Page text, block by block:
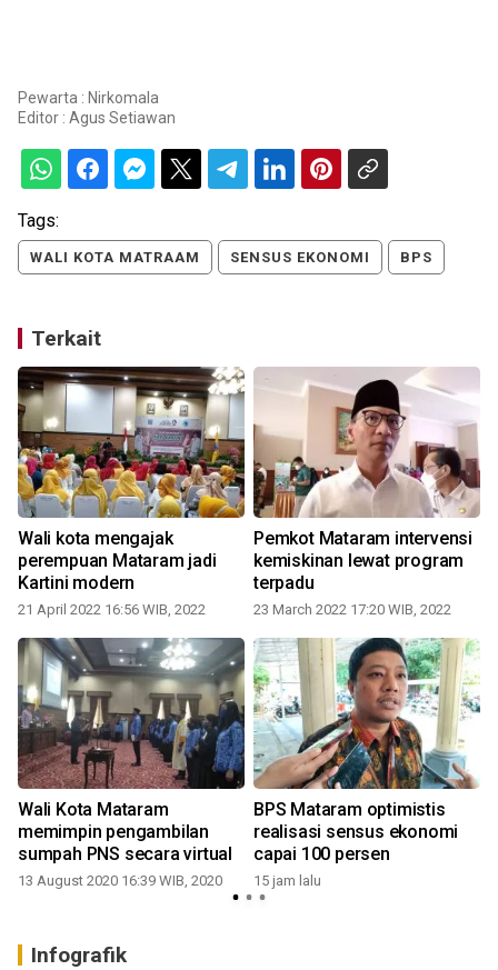
Pewarta : Nirkomala
Editor : Agus Setiawan
Tags:
WALI KOTA MATRAAM SENSUS EKONOMI BPS
Terkait
Wali kota mengajak
perempuan Mataram jadi
Kartini modern
21 April 2022 16:56 WIB, 2022
Pemkot Mataram intervensi
kemiskinan lewat program
terpadu
23 March 2022 17:20 WIB, 2022
Wali Kota Mataram
memimpin pengambilan
sumpah PNS secara virtual
13 August 2020 16:39 WIB, 2020
BPS Mataram optimistis
realisasi sensus ekonomi
capai 100 persen
15 jam lalu
Infografik